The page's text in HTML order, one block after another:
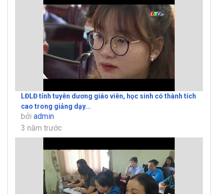
LĐLĐ tỉnh tuyên dương giáo viên, học sinh có thành tích
cao trong giảng dạy...
bởi admin
3 năm trước